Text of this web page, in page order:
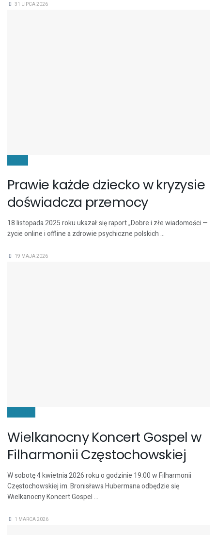
31 LIPCA 2026
Prawie każde dziecko w kryzysie
doświadcza przemocy
18 listopada 2025 roku ukazał się raport „Dobre i złe wiadomości —
życie online i offline a zdrowie psychiczne polskich ...
19 MAJA 2026
Wielkanocny Koncert Gospel w
Filharmonii Częstochowskiej
W sobotę 4 kwietnia 2026 roku o godzinie 19:00 w Filharmonii
Częstochowskiej im. Bronisława Hubermana odbędzie się
Wielkanocny Koncert Gospel ...
1 MARCA 2026